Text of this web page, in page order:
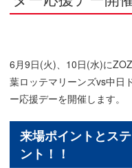
6月9日(火)、10日(水)に
葉ロッテマリーンズvs中日
ー応援デーを開催します。
来場ポイントとス
ント！！